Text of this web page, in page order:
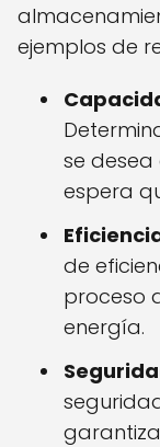
ejemplos de
se
espera
de
proceso
energía.